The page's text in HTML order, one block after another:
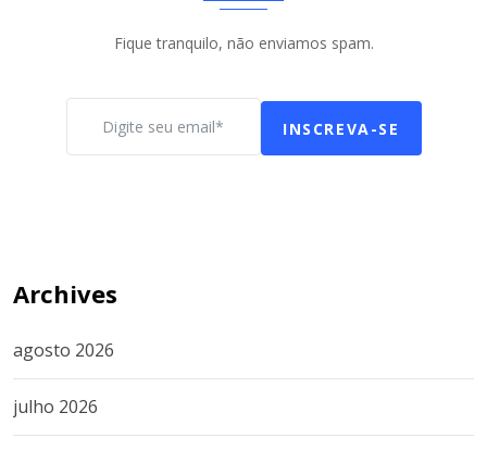
Fique tranquilo, não enviamos spam.
INSCREVA-SE
Archives
agosto 2026
julho 2026